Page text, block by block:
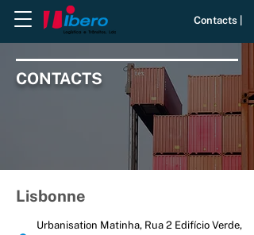
Contacts |
CONTACTS
Lisbonne
Urbanisation Matinha, Rua 2 Edifício Verde,